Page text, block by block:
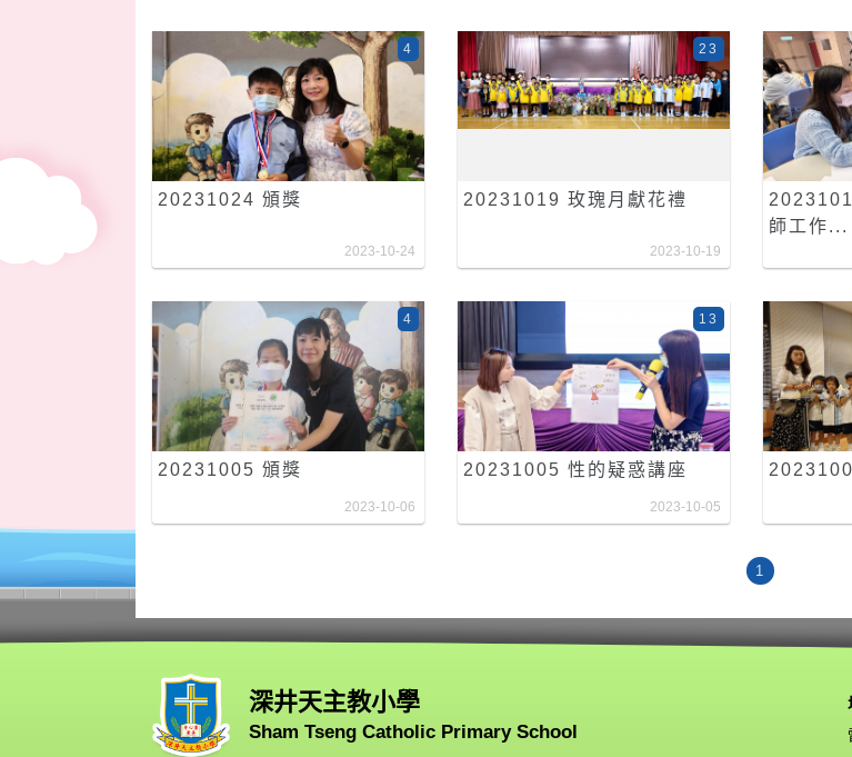
20231024 頒獎
4
2023-10-24
20231019 玫瑰月獻花禮
23
2023-10-19
師工作...
20231005 頒獎
4
2023-10-06
20231005 性的疑惑講座
13
2023-10-05
1
深井天主教小學
Sham Tseng Catholic Primary School